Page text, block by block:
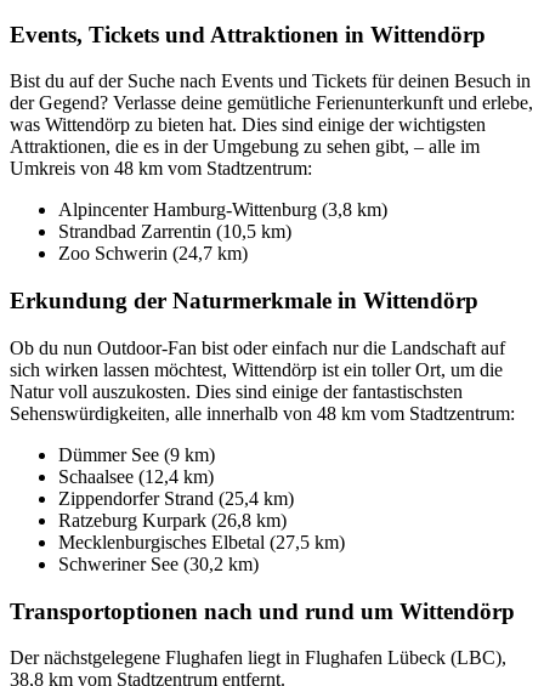
Events, Tickets und Attraktionen in Wittendörp
Bist du auf der Suche nach Events und Tickets für deinen Besuch in
der Gegend? Verlasse deine gemütliche Ferienunterkunft und erlebe,
was Wittendörp zu bieten hat. Dies sind einige der wichtigsten
Attraktionen, die es in der Umgebung zu sehen gibt, – alle im
Umkreis von 48 km vom Stadtzentrum:
Alpincenter Hamburg-Wittenburg (3,8 km)
Strandbad Zarrentin (10,5 km)
Zoo Schwerin (24,7 km)
Erkundung der Naturmerkmale in Wittendörp
Ob du nun Outdoor-Fan bist oder einfach nur die Landschaft auf
sich wirken lassen möchtest, Wittendörp ist ein toller Ort, um die
Natur voll auszukosten. Dies sind einige der fantastischsten
Sehenswürdigkeiten, alle innerhalb von 48 km vom Stadtzentrum:
Dümmer See (9 km)
Schaalsee (12,4 km)
Zippendorfer Strand (25,4 km)
Ratzeburg Kurpark (26,8 km)
Mecklenburgisches Elbetal (27,5 km)
Schweriner See (30,2 km)
Transportoptionen nach und rund um Wittendörp
Der nächstgelegene Flughafen liegt in Flughafen Lübeck (LBC),
38,8 km vom Stadtzentrum entfernt.